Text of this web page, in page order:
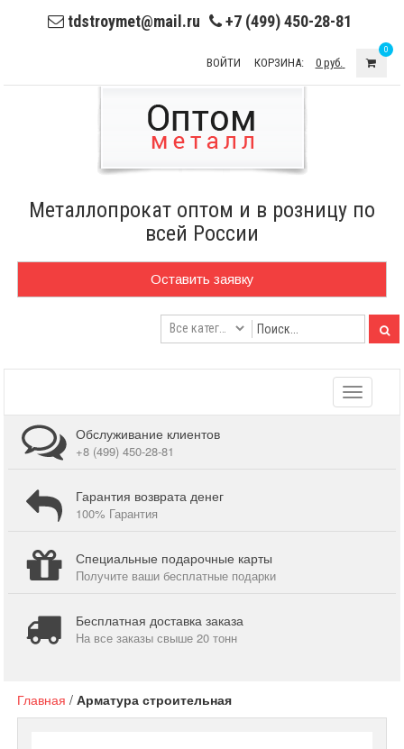
tdstroymet@mail.ru +7 (499) 450-28-81
ВОЙТИ КОРЗИНА: 0 руб.
0
Металлопрокат оптом и в розницу по
всей России
Оставить заявку
Toggle
Обслуживание клиентов
+8 (499) 450-28-81
Гарантия возврата денег
100% Гарантия
Специальные подарочные карты
Получите ваши бесплатные подарки
Бесплатная доставка заказа
На все заказы свыше 20 тонн
Главная /Арматура строительная